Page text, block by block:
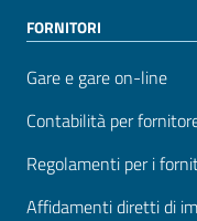
FORNITORI
Gare e gare on-line
Contabilità per
Regolamenti per i
Affidamenti diretti di